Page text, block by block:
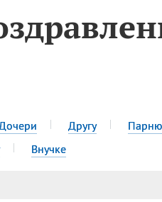
Другу Парню
Внучке